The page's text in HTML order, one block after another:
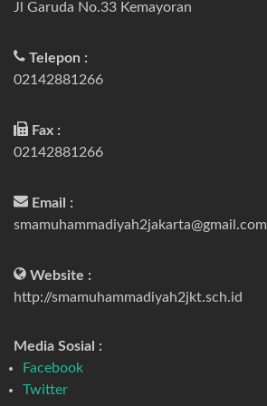
Jl Garuda No.33 Kemayoran
Telepon :
02142881266
Fax :
02142881266
Email :
smamuhammadiyah2jakarta@gmail.com
Website :
http://smamuhammadiyah2jkt.sch.id
Media Sosial :
Facebook
Twitter